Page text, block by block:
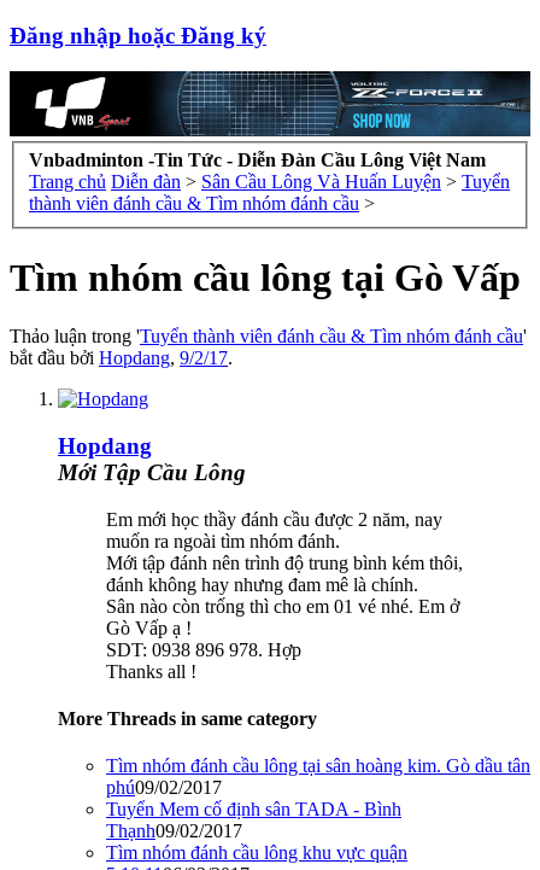
Đăng nhập hoặc Đăng ký
Vnbadminton -Tin Tức - Diễn Đàn Cầu Lông Việt Nam
Trang chủ Diễn đàn > Sân Cầu Lông Và Huấn Luyện > Tuyển
thành viên đánh cầu & Tìm nhóm đánh cầu >
Tìm nhóm cầu lông tại Gò Vấp
Thảo luận trong 'Tuyển thành viên đánh cầu & Tìm nhóm đánh cầu'
bắt đầu bởi Hopdang, 9/2/17.
Hopdang
Mới Tập Cầu Lông
Em mới học thầy đánh cầu được 2 năm, nay
muốn ra ngoài tìm nhóm đánh.
Mới tập đánh nên trình độ trung bình kém thôi,
đánh không hay nhưng đam mê là chính.
Sân nào còn trống thì cho em 01 vé nhé. Em ở
Gò Vấp ạ !
SDT: 0938 896 978. Hợp
Thanks all !
More Threads in same category
Tìm nhóm đánh cầu lông tại sân hoàng kim. Gò dầu tân
phú09/02/2017
Tuyển Mem cố định sân TADA - Bình
Thạnh09/02/2017
Tìm nhóm đánh cầu lông khu vực quận